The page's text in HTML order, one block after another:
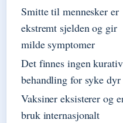
Smitte til mennesker er
ekstremt sjelden og gir
milde symptomer
Det finnes ingen kurativ
behandling for syke dyr
Vaksiner eksisterer og
bruk internasjonalt